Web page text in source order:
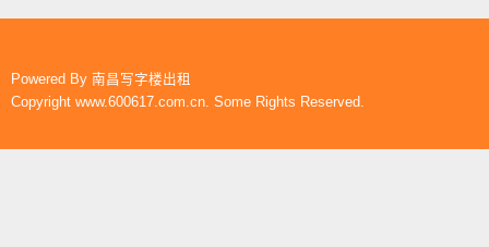
Powered By 南昌写字楼出租
Copyright www.600617.com.cn. Some Rights Reserved.